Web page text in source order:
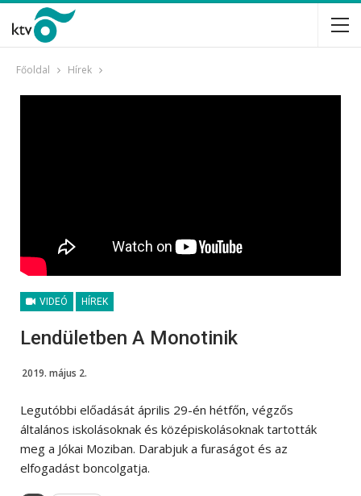
Főoldal Hírek
VIDEÓ HÍREK
Lendületben A Monotinik
2019. május 2.
Legutóbbi előadását április 29-én hétfőn, végzős
általános iskolásoknak és középiskolásoknak tartották
meg a Jókai Moziban. Darabjuk a furaságot és az
elfogadást boncolgatja.